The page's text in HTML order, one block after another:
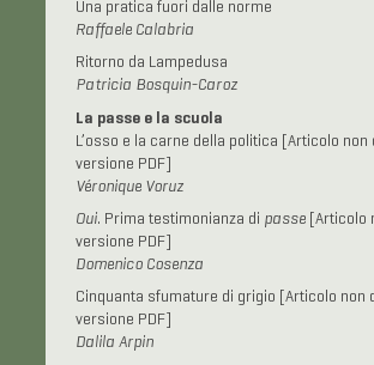
Una pratica fuori dalle norme
Raffaele Calabria
Ritorno da Lampedusa
Patricia Bosquin-Caroz
La passe e la scuola
L’osso e la carne della politica [Articolo non
versione PDF]
Véronique Voruz
Oui. Prima testimonianza di passe
[Articolo
versione PDF]
Domenico Cosenza
Cinquanta sfumature di grigio [Articolo non
versione PDF]
Dalila Arpin